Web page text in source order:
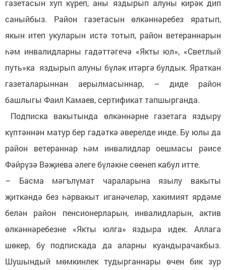
газетасын хуп күреп, аны яздырып алуны кирәк дип
саныйбыз. Район газетасын өлкәннәребез яратып,
якын итеп укуларын истә тотып, район ветераннарын
һәм инвалидларны гадәттәгечә «Якты юл», «Светлый
путь»ка яздырып алуны бүләк итәргә булдык. Яраткан
газеталарыннан аерылмасыннар, – диде район
башлыгы Фаил Камаев, сертификат тапшырганда.
Подписка вакытында өлкәннәрне газетага яздыру
күптәннән матур бер гадәткә әверелде инде. Бу юлы да
район ветераннар һәм инвалидлар оешмасы рәисе
Фәйрүзә Вәҗиева әлеге бүләкне сөенеп кабул итте.
– Басма мәгълүмат чараларына язылу вакыты
җиткәндә без һәрвакыт иганәчеләр, хакимият ярдәме
белән район пенсионерларын, инвалидларын, актив
өлкәннәребезне «Якты юлга» яздыра идек. Аллага
шөкер, бу подпискада да аларны куандырачакбыз.
Шушындый мөмкинлек тудырганнары өчен бик зур